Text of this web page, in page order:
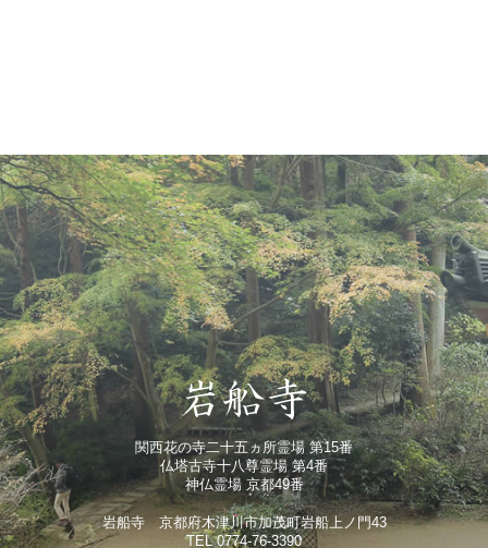
関西花の寺二十五ヵ所霊場 第15番
仏塔古寺十八尊霊場 第4番
神仏霊場 京都49番
岩船寺 京都府木津川市加茂町岩船上ノ門43
TEL 0774-76-3390